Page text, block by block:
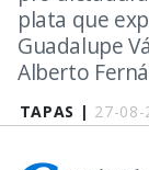
TAPAS | 27-08-
plata que
Guadalupe
Alberto